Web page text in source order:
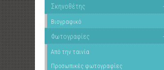
Σκηνοθέτης
Βιογραφικό
Φωτογραφίες
Από την ταινία
Προσωπικές φωτογραφίες